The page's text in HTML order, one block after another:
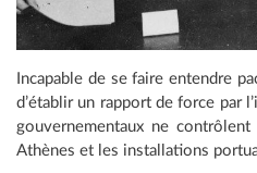
Incapable de se faire entendre
d’établir un rapport de force par
gouvernementaux ne
Athènes et les installations